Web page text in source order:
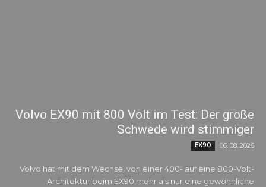
Volvo EX90 mit 800 Volt im Test: Der große
Schwede wird stimmiger
EX90 06. 08. 2026
Volvo hat mit dem Wechsel von einer 400- auf eine 800-Volt-
Architektur beim EX90 mehr als nur eine gewöhnliche